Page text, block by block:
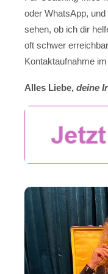
oder WhatsApp,
sehen, ob ich dir
oft schwer
Kontaktaufnahme
Alles Liebe, deine